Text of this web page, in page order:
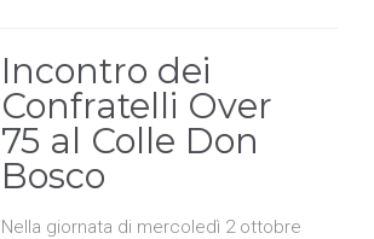
Incontro dei
Confratelli Over
75 al Colle Don
Bosco
Nella giornata di mercoledì 2 ottobre